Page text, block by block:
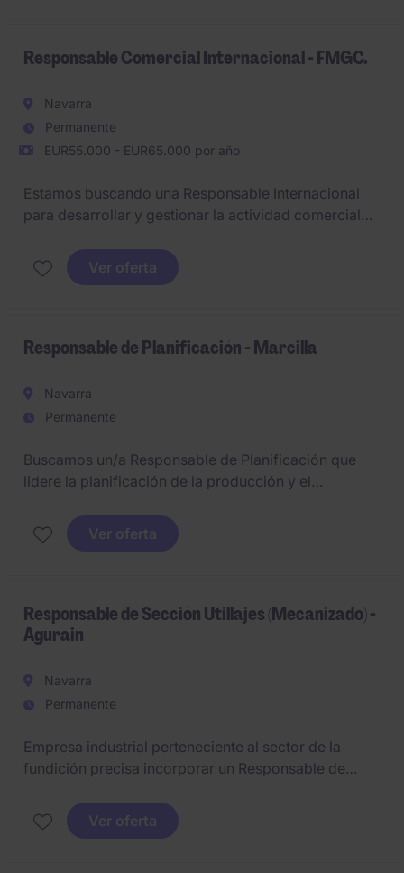
Responsable Comercial Internacional - FMGC.
Navarra
Permanente
EUR55.000 - EUR65.000 por año
Estamos buscando una Responsable Internacional
para desarrollar y gestionar la actividad comercial
el crecimiento de las ventas, la captación de nuevos
clientes y la consolidación de las relaciones
Ver oferta
Responsable de Planificación - Marcilla
Navarra
Permanente
Buscamos un/a Responsable de Planificación que
lidere la planificación de la producción y el
industrial exigente. Su misión será asegurar la
continuidad operativa, optimizar los recursos
Ver oferta
Responsable de Sección Utillajes (Mecanizado) -
Agurain
Navarra
Permanente
Empresa industrial perteneciente al sector de la
fundición precisa incorporar un Responsable de
mecanizado.Ver oferta